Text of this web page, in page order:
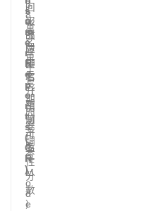
s
u
m
e
r
R
e
p
o
r
t
s
(
C
R
)
回
報
故
障
頻
率
（
預
測
可
靠
性
分
數
）
3
8
萬
名
車
主
長
期
問
卷
調
查
l
a
品
牌
排
名
升
至
前
十
名
，
M
o
d
e